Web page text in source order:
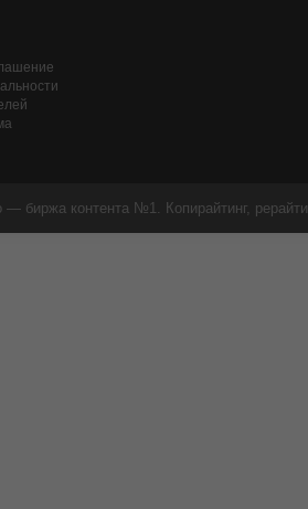
— биржа контента №1. Копирайтинг,